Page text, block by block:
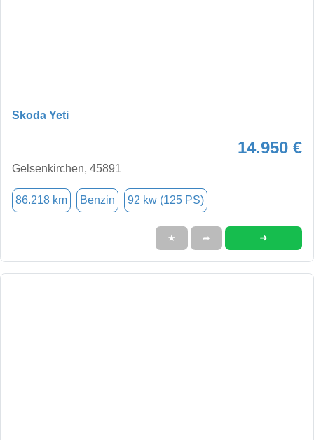
Skoda Yeti
14.950 €
Gelsenkirchen, 45891
86.218 km Benzin 92 kw (125 PS)
★ ➦ ➜